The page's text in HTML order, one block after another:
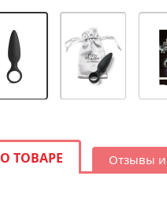
О ТОВАРЕ Отзывы